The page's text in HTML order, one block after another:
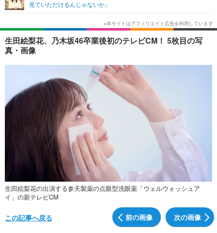
エンタメTOP
韓国・芸能
音楽 スポーツ
ショッピング
ライフ
ライフTOP グルメ
ペット ショッピング
その他
リリース一覧
プッシュ通知の停止方法
見ていただけるんじゃないか」
生田絵梨花、乃木坂46卒業後初のテレビCM！ 5枚目の写
真・画像
生田絵梨花の出演する参天製薬の点眼型洗眼薬「ウェルウォッシュア
イ」の新テレビCM
前の画像 次の画像
この記事へ戻る